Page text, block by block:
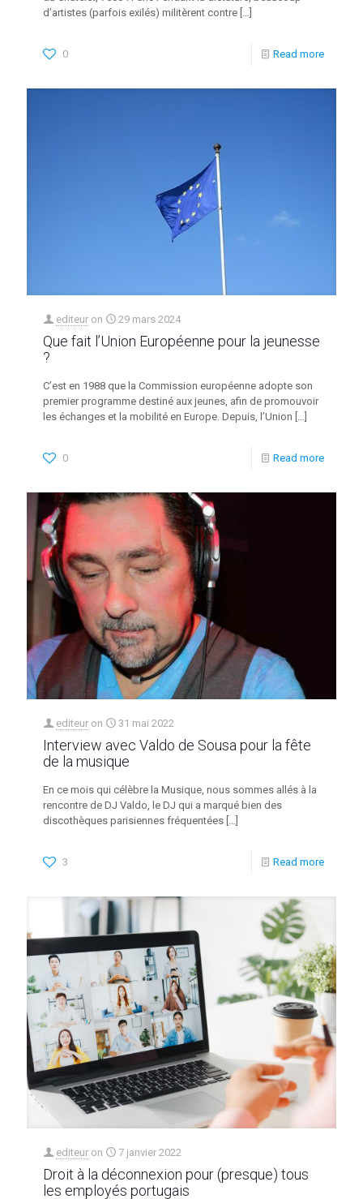
d’artistes (parfois exilés) militèrent contre […]
0 Read more
editeur on 29 mars 2024
Que fait l’Union Européenne pour la jeunesse
?
C’est en 1988 que la Commission européenne adopte son
premier programme destiné aux jeunes, afin de promouvoir
les échanges et la mobilité en Europe. Depuis, l’Union
0 Read more
editeur on 31 mai 2022
Interview avec Valdo de Sousa pour la fête
de la musique
En ce mois qui célèbre la Musique, nous sommes allés à la
rencontre de DJ Valdo, le DJ qui a marqué bien des
discothèques parisiennes fréquentées […]
3 Read more
editeur on 7 janvier 2022
Droit à la déconnexion pour (presque) tous
les employés portugais